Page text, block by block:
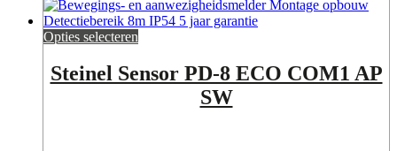
Opties selecteren
Steinel Sensor PD-8 ECO COM1 AP
SW